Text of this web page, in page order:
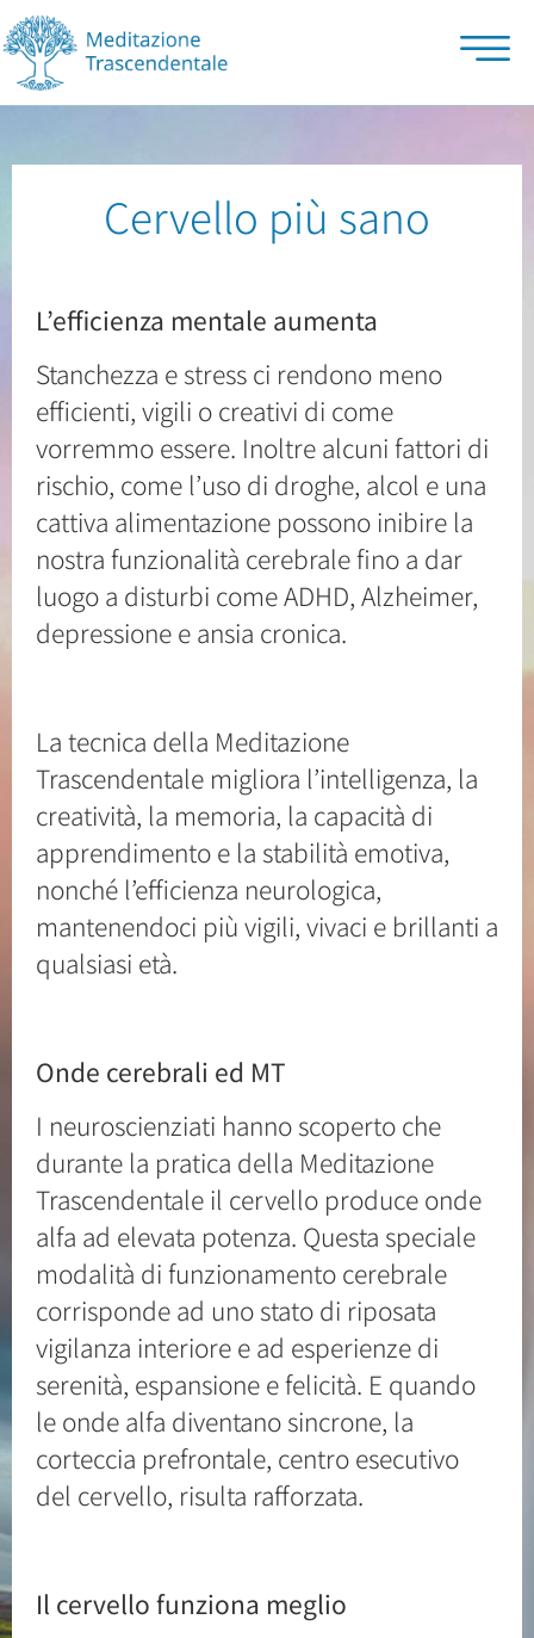
Cervello più sano
L’efficienza mentale aumenta
Stanchezza e stress ci rendono meno
efficienti, vigili o creativi di come
vorremmo essere. Inoltre alcuni fattori di
rischio, come l’uso di droghe, alcol e una
cattiva alimentazione possono inibire la
nostra funzionalità cerebrale fino a dar
luogo a disturbi come ADHD, Alzheimer,
depressione e ansia cronica.
La tecnica della Meditazione
Trascendentale migliora l’intelligenza, la
creatività, la memoria, la capacità di
apprendimento e la stabilità emotiva,
nonché l’efficienza neurologica,
mantenendoci più vigili, vivaci e brillanti a
qualsiasi età.
Onde cerebrali ed MT
I neuroscienziati hanno scoperto che
durante la pratica della Meditazione
Trascendentale il cervello produce onde
alfa ad elevata potenza. Questa speciale
modalità di funzionamento cerebrale
corrisponde ad uno stato di riposata
vigilanza interiore e ad esperienze di
serenità, espansione e felicità. E quando
le onde alfa diventano sincrone, la
corteccia prefrontale, centro esecutivo
del cervello, risulta rafforzata.
Il cervello funziona meglio